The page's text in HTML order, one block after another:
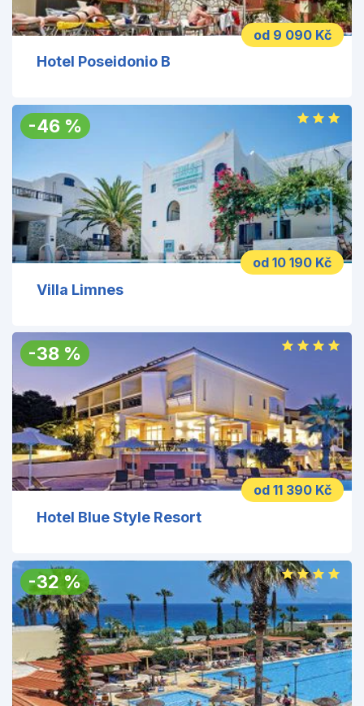
od 9 090 Kč
Hotel Poseidonio B
od 10 190 Kč
-46 %
Villa Limnes
od 11 390 Kč
-38 %
Hotel Blue Style Resort
-32%